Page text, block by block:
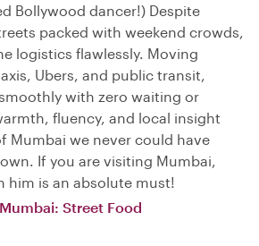
Bollywood dancer!) Despite
packed with weekend crowds,
logistics flawlessly. Moving
Ubers, and public transit,
with zero waiting or
fluency, and local insight
Mumbai we never could have
If you are visiting Mumbai,
him is an absolute must!
Street Food